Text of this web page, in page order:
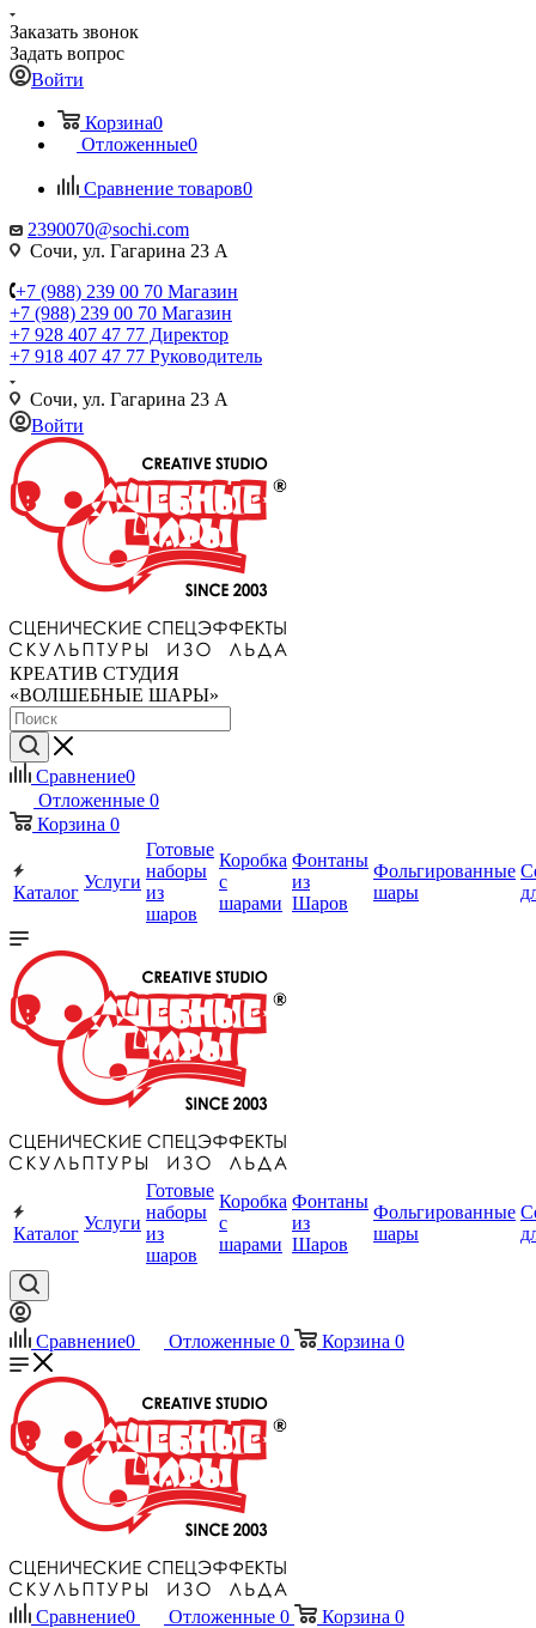
Заказать звонок
Задать вопрос
Войти
Корзина0
Отложенные0
Сравнение товаров0
2390070@sochi.com
Сочи, ул. Гагарина 23 А
+7 (988) 239 00 70 Магазин
+7 (988) 239 00 70 Магазин
+7 928 407 47 77 Директор
+7 918 407 47 77 Руководитель
Сочи, ул. Гагарина 23 А
Войти
КРЕАТИВ СТУДИЯ
«ВОЛШЕБНЫЕ ШАРЫ»
Сравнение0
Отложенные 0
Корзина 0
Каталог
Услуги
Готовые
наборы
из
шаров
Коробка
с
шарами
Фонтаны
из
Шаров
Фольгированные
шары
Каталог
Услуги
Готовые
наборы
из
шаров
Коробка
с
шарами
Фонтаны
из
Шаров
Фольгированные
шары
Сравнение0 Отложенные 0 Корзина 0
Сравнение0 Отложенные 0 Корзина 0